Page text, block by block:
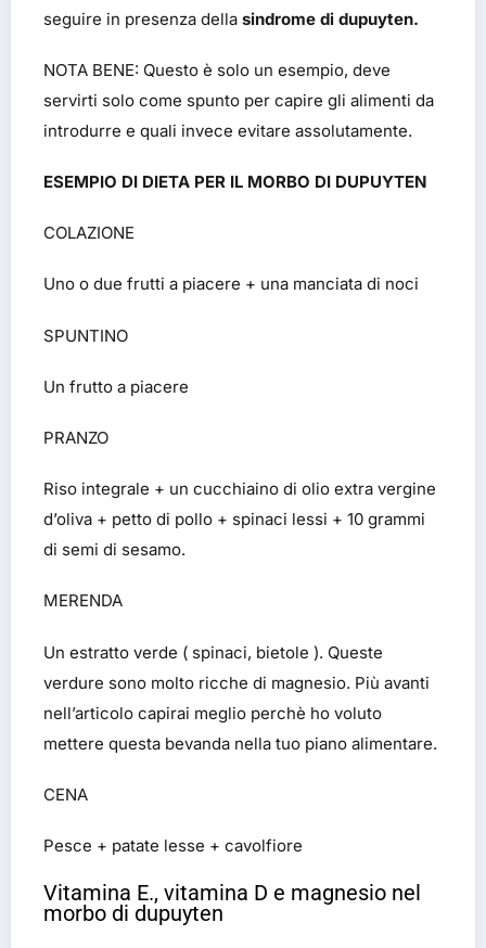
seguire in presenza della sindrome di dupuyten.
NOTA BENE: Questo è solo un esempio, deve
servirti solo come spunto per capire gli alimenti da
introdurre e quali invece evitare assolutamente.
ESEMPIO DI DIETA PER IL MORBO DI DUPUYTEN
COLAZIONE
Uno o due frutti a piacere + una manciata di noci
SPUNTINO
Un frutto a piacere
PRANZO
Riso integrale + un cucchiaino di olio extra vergine
d’oliva + petto di pollo + spinaci lessi + 10 grammi
di semi di sesamo.
MERENDA
Un estratto verde ( spinaci, bietole ). Queste
verdure sono molto ricche di magnesio. Più avanti
nell’articolo capirai meglio perchè ho voluto
mettere questa bevanda nella tuo piano alimentare.
CENA
Pesce + patate lesse + cavolfiore
Vitamina E., vitamina D e magnesio nel
morbo di dupuyten